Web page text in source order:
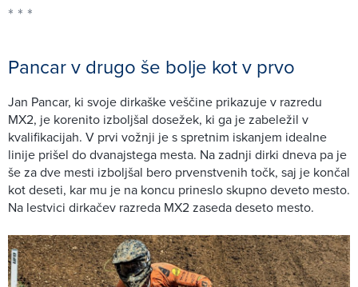
Pancar v drugo še bolje kot v prvo
Jan Pancar, ki svoje dirkaške veščine prikazuje v razredu
MX2, je korenito izboljšal dosežek, ki ga je zabeležil v
kvalifikacijah. V prvi vožnji je s spretnim iskanjem idealne
linije prišel do dvanajstega mesta. Na zadnji dirki dneva pa je
še za dve mesti izboljšal bero prvenstvenih točk, saj je končal
kot deseti, kar mu je na koncu prineslo skupno deveto mesto.
Na lestvici dirkačev razreda MX2 zaseda deseto mesto.